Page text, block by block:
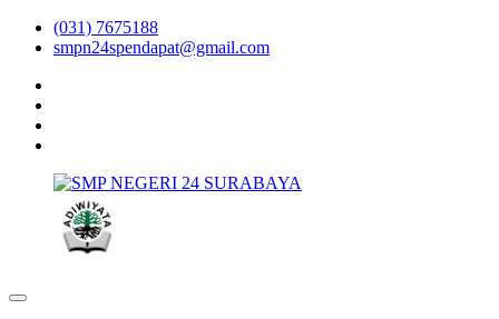
(031) 7675188
smpn24spendapat@gmail.com